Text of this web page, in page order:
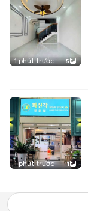
1 phút trước 5
1 phút trước 1